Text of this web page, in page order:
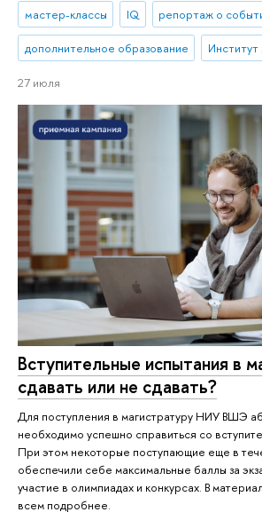
мастер-классы IQ репортаж о
дополнительное образование
27 июля
Вступительные испытания в
сдавать или не сдавать?
Для поступления в магистратуру НИУ ВШЭ
необходимо успешно справиться со
При этом некоторые поступающие еще в
обеспечили себе максимальные баллы за
участие в олимпиадах и конкурсах. В
всем подробнее.